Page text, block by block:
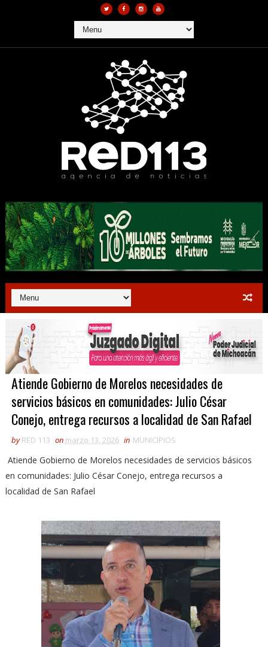
Atiende Gobierno de Morelos necesidades de
servicios básicos en comunidades: Julio César
Conejo, entrega recursos a localidad de San Rafael
by RED 113 on marzo 13, 2026 in MUNICIPIOS
Atiende Gobierno de Morelos necesidades de servicios básicos
en comunidades: Julio César Conejo, entrega recursos a
localidad de San Rafael